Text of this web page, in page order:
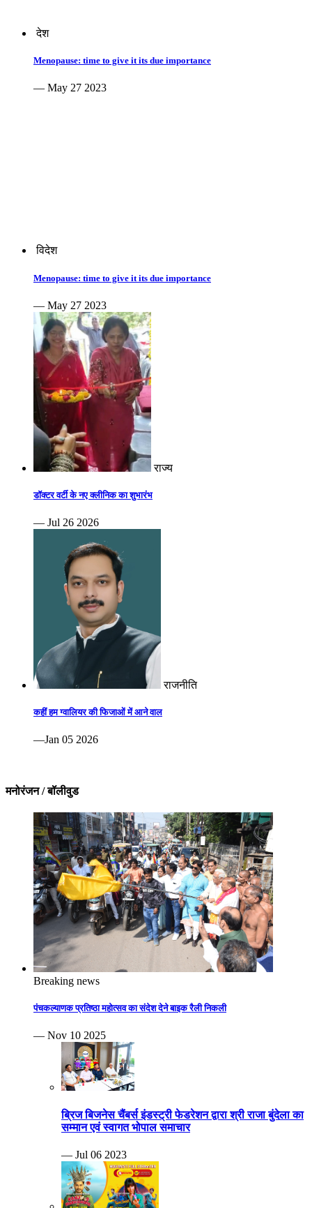
देश
Menopause: time to give it its due importance
— May 27 2023
विदेश
Menopause: time to give it its due importance
— May 27 2023
राज्य
डॉक्टर वर्टी के नए क्लीनिक का शुभारंभ
— Jul 26 2026
राजनीति
कहीं हम ग्वालियर की फिजाओं में आने वाल
—Jan 05 2026
मनोरंजन / बॉलीवुड
Breaking news
पंचकल्याणक प्रतिष्ठा महोत्सव का संदेश देने बाइक रैली निकली
— Nov 10 2025
ब्रिज बिजनेस चैंबर्स इंडस्ट्री फेडरेशन द्वारा श्री राजा बुंदेला का
सम्मान एवं स्वागत भोपाल समाचार
— Jul 06 2023